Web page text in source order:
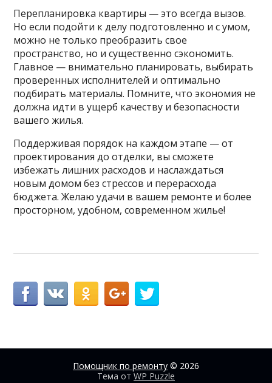
Перепланировка квартиры — это всегда вызов.
Но если подойти к делу подготовленно и с умом,
можно не только преобразить свое
пространство, но и существенно сэкономить.
Главное — внимательно планировать, выбирать
проверенных исполнителей и оптимально
подбирать материалы. Помните, что экономия не
должна идти в ущерб качеству и безопасности
вашего жилья.
Поддерживая порядок на каждом этапе — от
проектирования до отделки, вы сможете
избежать лишних расходов и наслаждаться
новым домом без стрессов и перерасхода
бюджета. Желаю удачи в вашем ремонте и более
просторном, удобном, современном жилье!
Помощник по ремонту © 2026
Тема от WP Puzzle